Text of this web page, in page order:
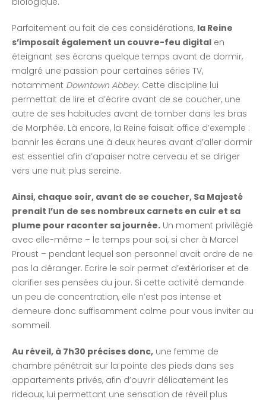
Parfaitement au fait de ces considérations, la Reine
s’imposait également un couvre-feu digital en
éteignant ses écrans quelque temps avant de dormir,
malgré une passion pour certaines séries TV,
notamment Downtown Abbey. Cette discipline lui
permettait de lire et d’écrire avant de se coucher, une
autre de ses habitudes avant de tomber dans les bras
de Morphée. Là encore, la Reine faisait office d’exemple :
bannir les écrans une à deux heures avant d’aller dormir
est essentiel afin d’apaiser notre cerveau et se diriger
vers une nuit plus sereine.
Ainsi, chaque soir, avant de se coucher, Sa Majesté
prenait l’un de ses nombreux carnets en cuir et sa
plume pour raconter sa journée. Un moment privilégié
avec elle-même – le temps pour soi, si cher à Marcel
Proust – pendant lequel son personnel avait ordre de ne
pas la déranger. Ecrire le soir permet d’extérioriser et de
clarifier ses pensées du jour. Si cette activité demande
un peu de concentration, elle n’est pas intense et
demeure donc suffisamment calme pour vous inviter au
sommeil.
Au réveil, à 7h30 précises donc, une femme de
chambre pénétrait sur la pointe des pieds dans ses
appartements privés, afin d’ouvrir délicatement les
rideaux, lui permettant une sensation de réveil plus